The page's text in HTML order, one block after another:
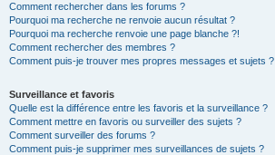
Comment rechercher dans les forums ?
Pourquoi ma recherche ne renvoie aucun résultat ?
Pourquoi ma recherche renvoie une page blanche ?!
Comment rechercher des membres ?
Comment puis-je trouver mes propres messages et sujets ?
Surveillance et favoris
Quelle est la différence entre les favoris et la surveillance ?
Comment mettre en favoris ou surveiller des sujets ?
Comment surveiller des forums ?
Comment puis-je supprimer mes surveillances de sujets ?